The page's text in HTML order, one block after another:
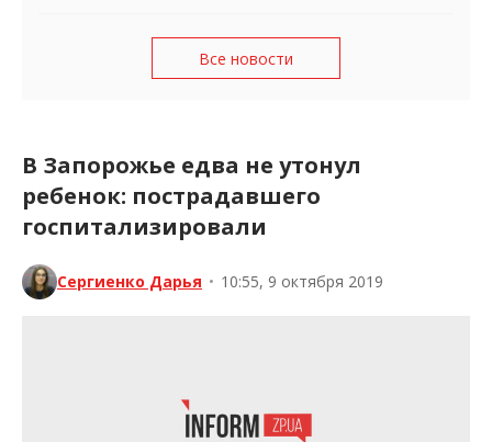
Все новости
В Запорожье едва не утонул
ребенок: пострадавшего
госпитализировали
Сергиенко Дарья • 10:55, 9 октября 2019